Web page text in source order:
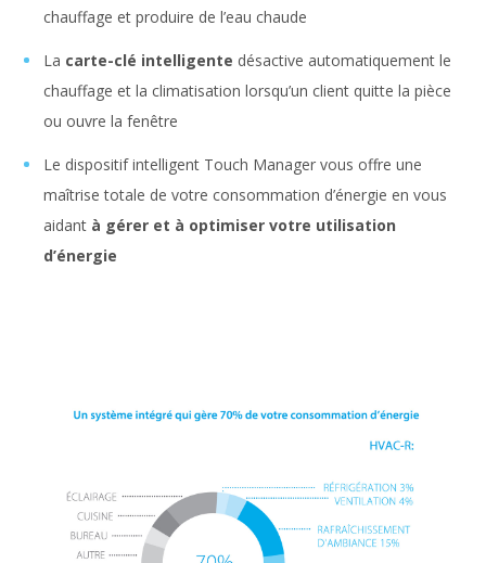
chauffage et produire de l’eau chaude
La carte-clé intelligente désactive automatiquement le
chauffage et la climatisation lorsqu’un client quitte la pièce
ou ouvre la fenêtre
Le dispositif intelligent Touch Manager vous offre une
maîtrise totale de votre consommation d’énergie en vous
aidant à gérer et à optimiser votre utilisation
d’énergie